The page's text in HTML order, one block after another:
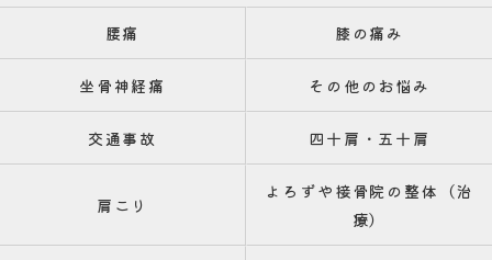
腰痛 膝の痛み
坐骨神経痛 その他のお悩み
交通事故 四十肩・五十肩
肩こり
よろずや接骨院の整体（治
療）